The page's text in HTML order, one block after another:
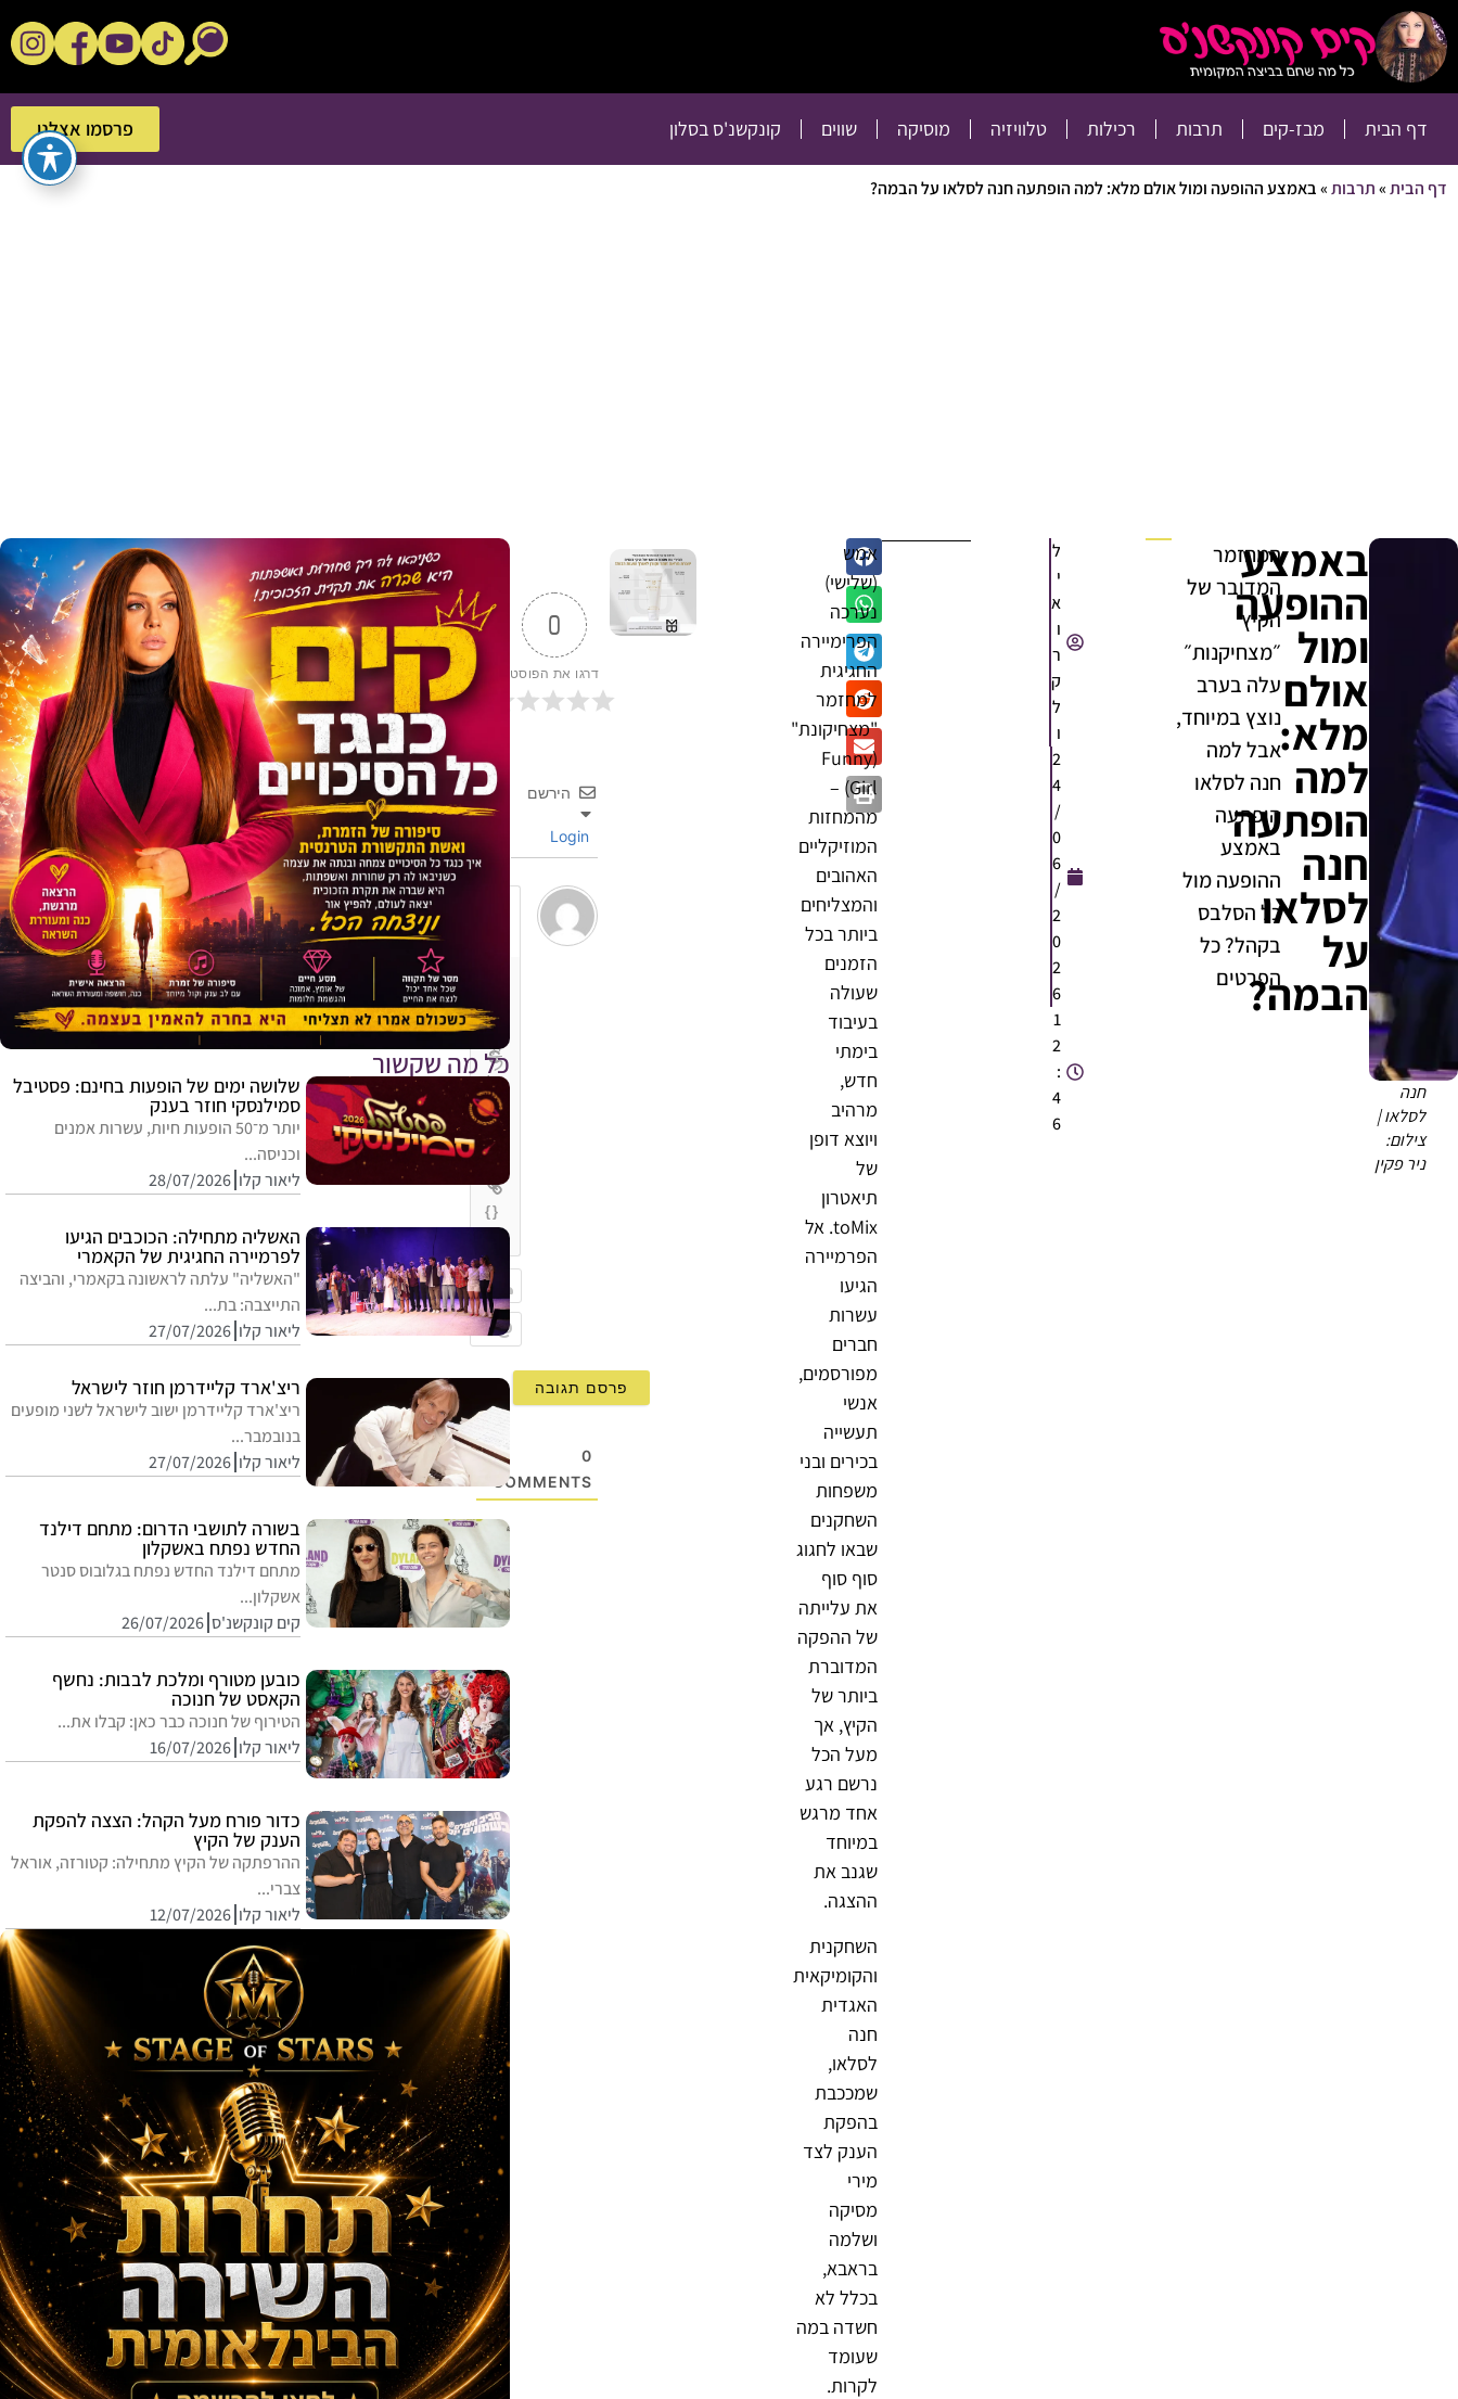
דף הבית מבז-קים תרבות רכילות טלוויזיה מוסיקה שווים קונקשנ'ס בסלון פרסמו אצלנו
פרסמו אצלנו
דף הבית»תרבות»באמצע ההופעה ומול אולם מלא: למה הופתעה חנה לסלאו על הבמה?
חנה
לסלאו |
צילום:
ניר פקין
באמצע
ההופעה
ומול
אולם
מלא:
למה
הופתעה
חנה
לסלאו
על
הבמה?
המחזמר
המדובר של
הקיץ
״מצחיקנות״
עלה בערב
נוצץ במיוחד,
אבל למה
חנה לסלאו
הופתעה
באמצע
ההופעה מול
כל הסלבס
בקהל? כל
הפרטים
ל
י
א
ו
ר
ק
ל
ו
2
4
/
0
6
/
2
0
2
6
1
2
:
4
6
אמש
(שלישי)
נערכה
הפרימיירה
החגיגית
למחזמר
"מצחיקונת"
(Funny
Girl) –
מהמחזות
המוזיקליים
האהובים
והמצליחים
ביותר בכל
הזמנים
שעולה
בעיבוד
בימתי
חדש,
מרהיב
ויוצא דופן
של
תיאטרון
toMix. אל
הפרמיירה
הגיעו
עשרות
חברים
מפורסמים,
אנשי
תעשייה
בכירים ובני
משפחות
השחקנים
שבאו לחגוג
סוף סוף
את עלייתה
של ההפקה
המדוברת
ביותר של
הקיץ, אך
מעל הכל
נרשם רגע
אחד מרגש
במיוחד
שגנב את
ההצגה.
השחקנית
והקומיקאית
האגדית
חנה
לסלאו,
שמככבת
בהפקת
הענק לצד
מירי
מסיקה
ושלמה
בראבא,
בכלל לא
חשדה במה
שעומד
לקרות.
0
דרגו את הפוסט
הירשם
{}
[+]
שם
0
COMMENTS
כל מה שקשור
שלושה ימים של הופעות בחינם: פסטיבל
סמילנסקי חוזר בענק
יותר מ־50 הופעות חיות, עשרות אמנים
וכניסה...
ליאור קלו 28/07/2026
האשליה מתחילה: הכוכבים הגיעו
לפרמיירה החגיגית של הקאמרי
"האשליה" עלתה לראשונה בקאמרי, והביצה
התייצבה: בת...
ליאור קלו 27/07/2026
ריצ'ארד קליידרמן חוזר לישראל
ריצ'ארד קליידרמן ישוב לישראל לשני מופעים
בנובמבר...
ליאור קלו 27/07/2026
בשורה לתושבי הדרום: מתחם דילנד
החדש נפתח באשקלון
מתחם דילנד החדש נפתח בגלובוס סנטר
אשקלון...
קים קונקשנ'ס 26/07/2026
כובען מטורף ומלכת לבבות: נחשף
הקאסט של חנוכה
הטירוף של חנוכה כבר כאן: קבלו את...
ליאור קלו 16/07/2026
כדור פורח מעל הקהל: הצצה להפקת
הענק של הקיץ
ההרפתקה של הקיץ מתחילה: קטורזה, אוראל
צברי...
ליאור קלו 12/07/2026